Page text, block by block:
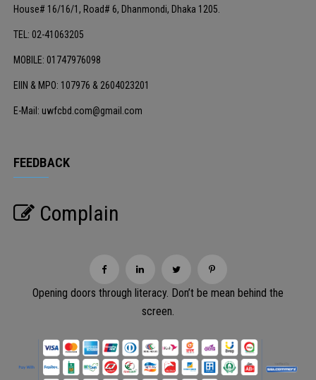
House# 16/16/1, Road# 6, Dhanmondi, Dhaka 1205.
TEL: 02-41063205
MOBILE: 01747976098
EIIN & MPO: 107976 & 2604023201
E-Mail: uwfcbd.com@gmail.com
FEEDBACK
Complain
Opening doors through literacy. Don’t be mean behind the
screen.